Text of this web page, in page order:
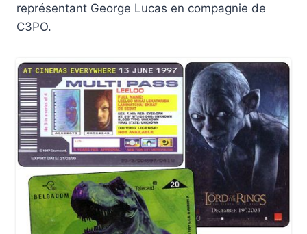
représentant George Lucas en compagnie de
C3PO.